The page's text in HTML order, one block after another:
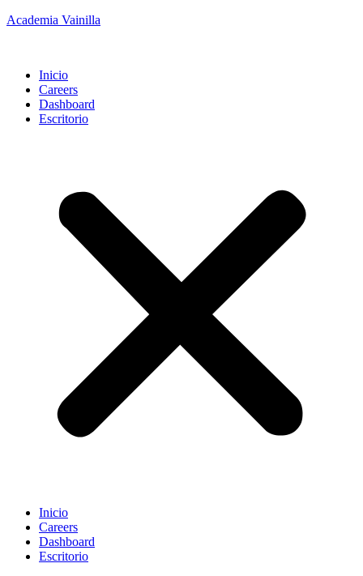
Academia Vainilla
Inicio
Careers
Dashboard
Escritorio
Inicio
Careers
Dashboard
Escritorio